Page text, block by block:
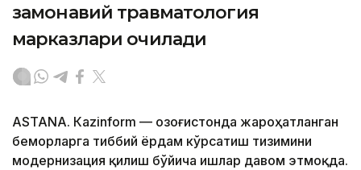
замонавий травматология
марказлари очилади
ASTANА. Кazinform — Қозоғистонда жароҳатланган
беморларга тиббий ёрдам кўрсатиш тизимини
модернизация қилиш бўйича ишлар давом этмоқда.